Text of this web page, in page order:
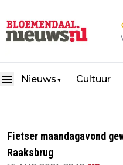
Nieuws ▼ Cultuur
Fietser maandagavond
Raaksbrug